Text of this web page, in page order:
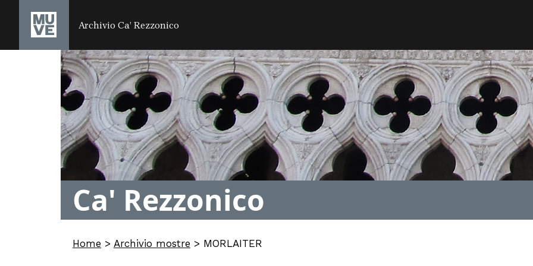
SALTA AL CONTENUTO PRINCIPALE
Archivio Ca’ Rezzonico
Ca' Rezzonico
Home > Archivio mostre > MORLAITER